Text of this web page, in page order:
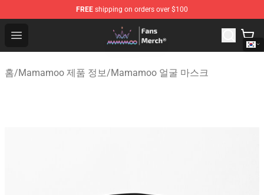
FREE shipping on orders over $100
Open menu
Mamamoo Store - Official Mamamoo Merchandise Shop
홈/Mamamoo 제품 정보/Mamamoo 얼굴 마스크